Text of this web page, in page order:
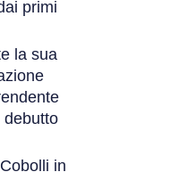
primi
la sua
debutto
in